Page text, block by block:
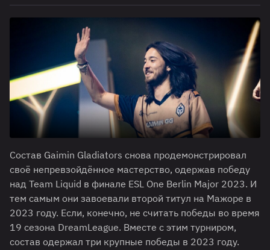
Состав Gaimin Gladiators снова продемонстрировал
своё непревзойдённое мастерство, одержав победу
над Team Liquid в финале ESL One Berlin Major 2023. И
тем самым они завоевали второй титул на Мажоре в
2023 году. Если, конечно, не считать победы во время
19 сезона DreamLeague. Вместе с этим турниром,
состав одержал три крупные победы в 2023 году.